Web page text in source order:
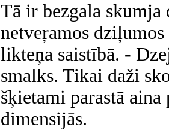
Tā ir bezgala
netveŗamos
likteņa saistībā. -
smalks. Tikai daži
šķietami parastā
dimensijās.